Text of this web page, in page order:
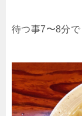
待つ事7〜8分で